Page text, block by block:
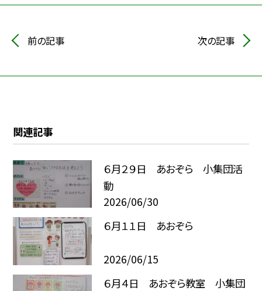
前の記事 次の記事
関連記事
６月２９日 あおぞら 小集団活
動
2026/06/30
６月１１日 あおぞら
2026/06/15
６月４日 あおぞら教室 小集団